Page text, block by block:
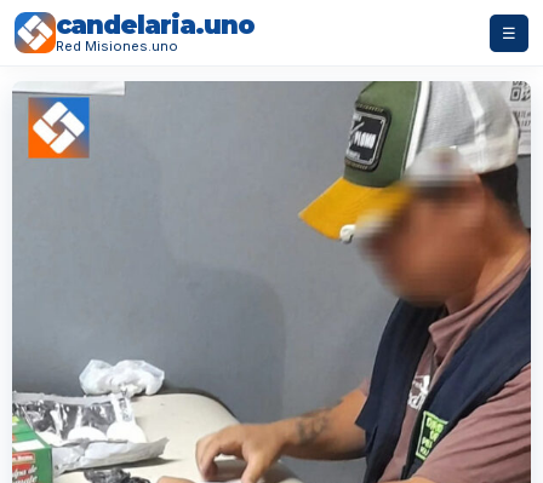
candelaria.uno
Red Misiones.uno
☰